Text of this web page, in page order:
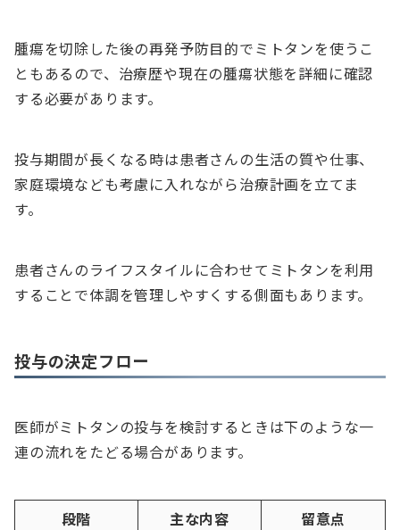
腫瘍を切除した後の再発予防目的でミトタンを使うこ
ともあるので、治療歴や現在の腫瘍状態を詳細に確認
する必要があります。
投与期間が長くなる時は患者さんの生活の質や仕事、
家庭環境なども考慮に入れながら治療計画を立てま
す。
患者さんのライフスタイルに合わせてミトタンを利用
することで体調を管理しやすくする側面もあります。
投与の決定フロー
医師がミトタンの投与を検討するときは下のような一
連の流れをたどる場合があります。
段階 主な内容 留意点